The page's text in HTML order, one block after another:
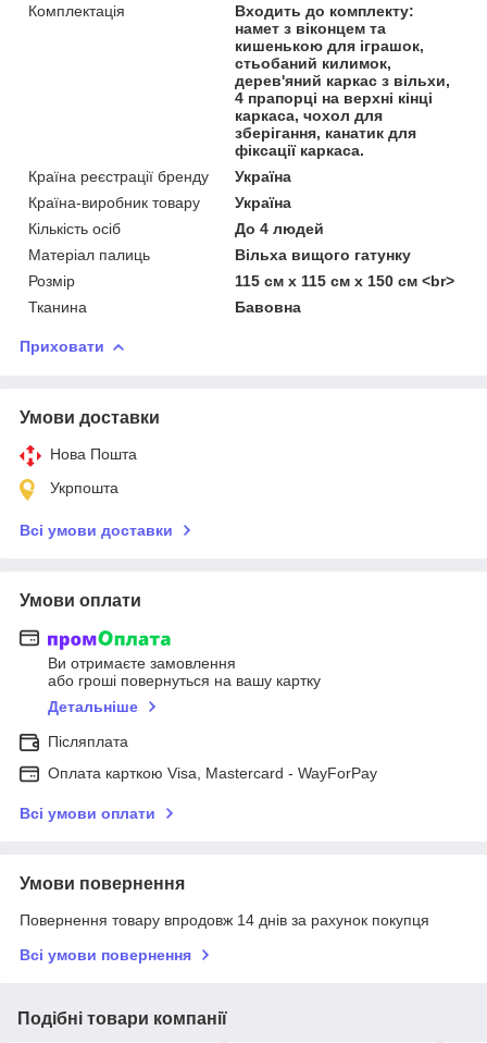
Комплектація
Входить до комплекту:
намет з віконцем та
кишенькою для іграшок,
стьобаний килимок,
дерев'яний каркас з вільхи,
4 прапорці на верхні кінці
каркаса, чохол для
зберігання, канатик для
фіксації каркаса.
Країна реєстрації бренду
Україна
Країна-виробник товару
Україна
Кількість осіб
До 4 людей
Матеріал палиць
Вільха вищого гатунку
Розмір
115 см x 115 см x 150 см <br>
Тканина
Бавовна
Приховати
Умови доставки
Нова Пошта
Укрпошта
Всі умови доставки
Умови оплати
Ви отримаєте замовлення
або гроші повернуться на вашу картку
Детальніше
Післяплата
Оплата карткою Visa, Mastercard - WayForPay
Всі умови оплати
Умови повернення
Повернення товару впродовж 14 днів за рахунок покупця
Всі умови повернення
Подібні товари компанії